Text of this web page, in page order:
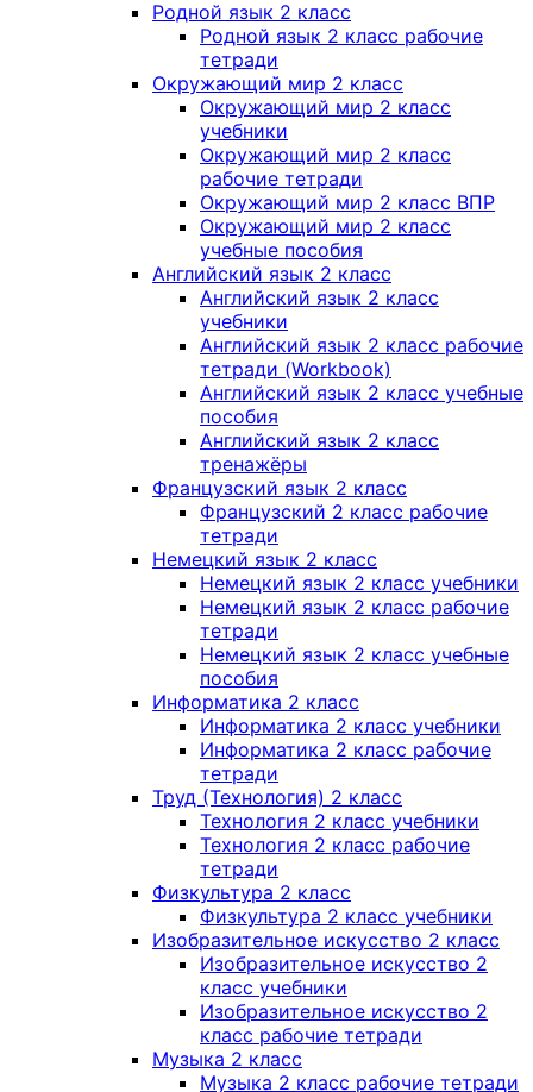
Родной язык 2 класс
Родной язык 2 класс рабочие
тетради
Окружающий мир 2 класс
Окружающий мир 2 класс
учебники
Окружающий мир 2 класс
рабочие тетради
Окружающий мир 2 класс ВПР
Окружающий мир 2 класс
учебные пособия
Английский язык 2 класс
Английский язык 2 класс
учебники
Английский язык 2 класс рабочие
тетради (Workbook)
Английский язык 2 класс учебные
пособия
Английский язык 2 класс
тренажёры
Французский язык 2 класс
Французский 2 класс рабочие
тетради
Немецкий язык 2 класс
Немецкий язык 2 класс учебники
Немецкий язык 2 класс рабочие
тетради
Немецкий язык 2 класс учебные
пособия
Информатика 2 класс
Информатика 2 класс учебники
Информатика 2 класс рабочие
тетради
Труд (Технология) 2 класс
Технология 2 класс учебники
Технология 2 класс рабочие
тетради
Физкультура 2 класс
Физкультура 2 класс учебники
Изобразительное искусство 2 класс
Изобразительное искусство 2
класс учебники
Изобразительное искусство 2
класс рабочие тетради
Музыка 2 класс
Музыка 2 класс рабочие тетради